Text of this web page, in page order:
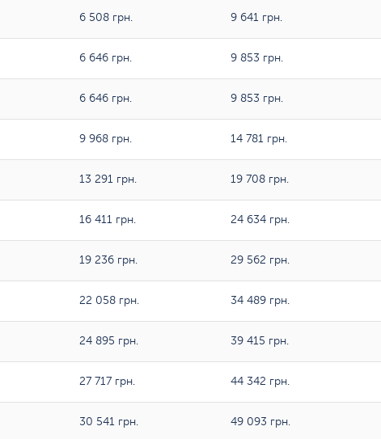
6 508 грн. 9 641 грн.
6 646 грн. 9 853 грн.
6 646 грн. 9 853 грн.
9 968 грн. 14 781 грн.
13 291 грн. 19 708 грн.
16 411 грн. 24 634 грн.
19 236 грн. 29 562 грн.
22 058 грн. 34 489 грн.
24 895 грн. 39 415 грн.
27 717 грн. 44 342 грн.
30 541 грн. 49 093 грн.